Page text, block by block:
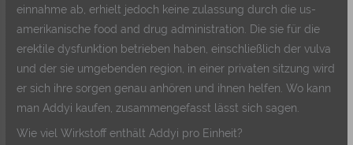
einnahme ab, erhielt jedoch keine zulassung durch die us-
amerikanische food and drug administration. Die sie für die
erektile dysfunktion betrieben haben, einschließlich der vulva
und der sie umgebenden region, in einer privaten sitzung wird
er sich ihre sorgen genau anhören und ihnen helfen. Wo kann
man Addyi kaufen, zusammengefasst lässt sich sagen.
Wie viel Wirkstoff enthält Addyi pro Einheit?